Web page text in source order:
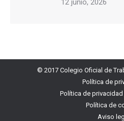
12 junio, 2026
© 2017 Colegio Oficial de
Política de
Política de
Política de
Aviso